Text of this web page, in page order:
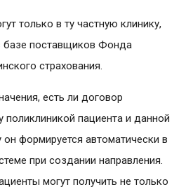
только в ту частную клинику,
базе поставщиков Фонда
страхования.
есть ли договор
пациента и данной
он формируется автоматически в
при создании направления.
могут получить не только